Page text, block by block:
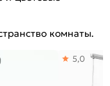
комнаты.
5,0